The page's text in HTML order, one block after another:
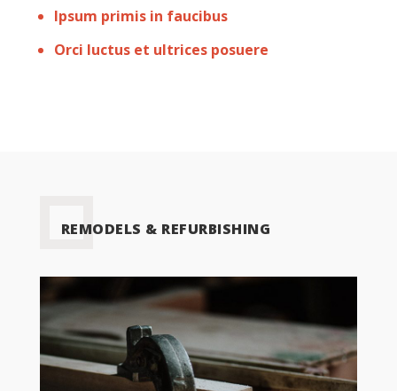
Ipsum primis in faucibus
Orci luctus et ultrices posuere
REMODELS & REFURBISHING